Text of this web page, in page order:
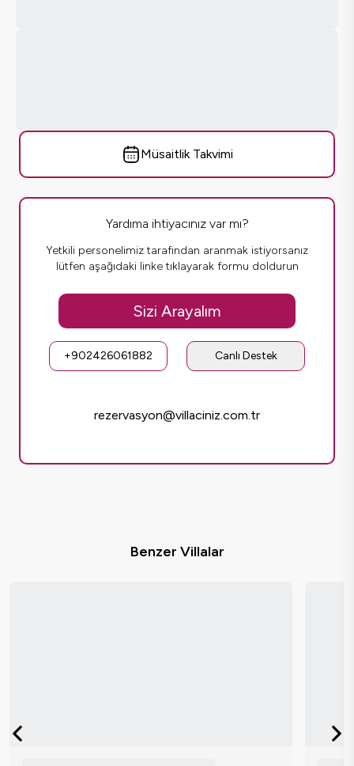
Müsaitlik Takvimi
Yardıma ihtiyacınız var mı?
Yetkili personelimiz tarafından aranmak istiyorsanız
lütfen aşağıdaki linke tıklayarak formu doldurun
Sizi Arayalım
+902426061882 Canlı Destek
rezervasyon@villaciniz.com.tr
Benzer Villalar